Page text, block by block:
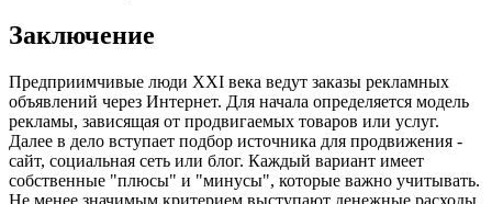
Заключение
Предприимчивые люди XXI века ведут заказы рекламных
объявлений через Интернет. Для начала определяется модель
рекламы, зависящая от продвигаемых товаров или услуг.
Далее в дело вступает подбор источника для продвижения -
сайт, социальная сеть или блог. Каждый вариант имеет
собственные "плюсы" и "минусы", которые важно учитывать.